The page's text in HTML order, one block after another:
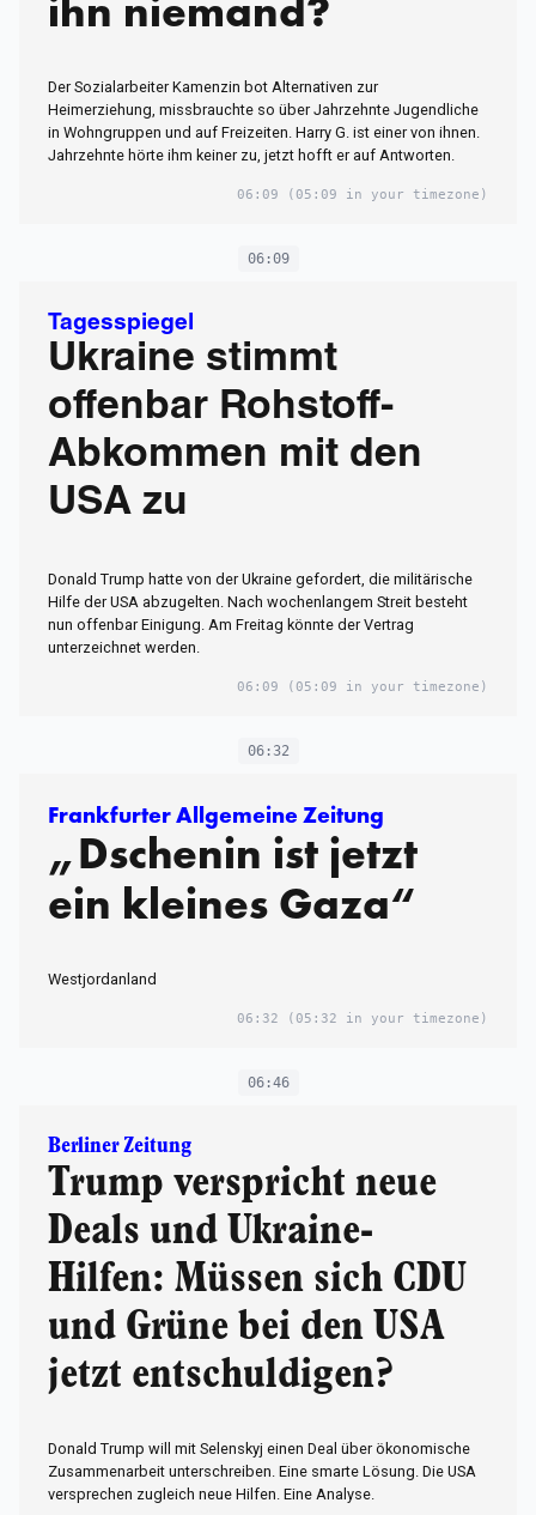
ihn niemand?
Der Sozialarbeiter Kamenzin bot Alternativen zur
Heimerziehung, missbrauchte so über Jahrzehnte Jugendliche
in Wohngruppen und auf Freizeiten. Harry G. ist einer von ihnen.
Jahrzehnte hörte ihm keiner zu, jetzt hofft er auf Antworten.
06:09 (05:09 in your timezone)
06:09
Tagesspiegel
Ukraine stimmt
offenbar Rohstoff-
Abkommen mit den
USA zu
Donald Trump hatte von der Ukraine gefordert, die militärische
Hilfe der USA abzugelten. Nach wochenlangem Streit besteht
nun offenbar Einigung. Am Freitag könnte der Vertrag
unterzeichnet werden.
06:09 (05:09 in your timezone)
06:32
Frankfurter Allgemeine Zeitung
„Dschenin ist jetzt
ein kleines Gaza“
Westjordanland
06:32 (05:32 in your timezone)
06:46
Berliner Zeitung
Trump verspricht neue
Deals und Ukraine-
Hilfen: Müssen sich CDU
und Grüne bei den USA
jetzt entschuldigen?
Donald Trump will mit Selenskyj einen Deal über ökonomische
Zusammenarbeit unterschreiben. Eine smarte Lösung. Die USA
versprechen zugleich neue Hilfen. Eine Analyse.